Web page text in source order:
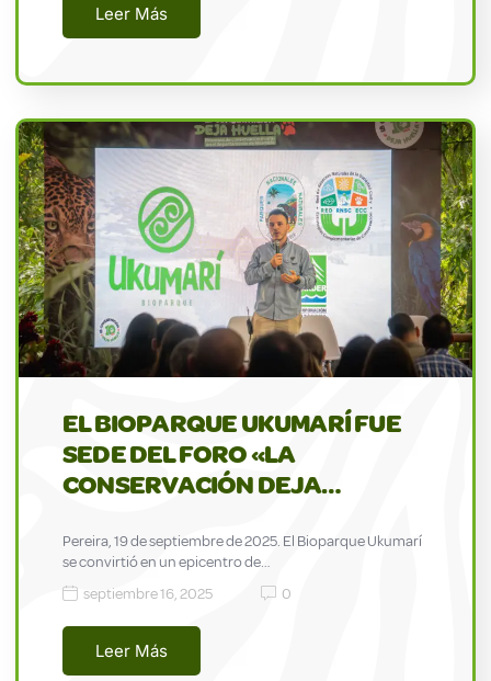
Leer Más
EL BIOPARQUE UKUMARÍ FUE
SEDE DEL FORO «LA
CONSERVACIÓN DEJA…
Pereira, 19 de septiembre de 2025. El Bioparque Ukumarí
se convirtió en un epicentro de…
septiembre 16, 2025
0
Leer Más